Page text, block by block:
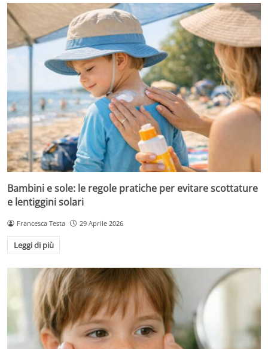
Bambini e sole: le regole pratiche per evitare scottature
e lentiggini solari
Francesca Testa 29 Aprile 2026
Leggi di più